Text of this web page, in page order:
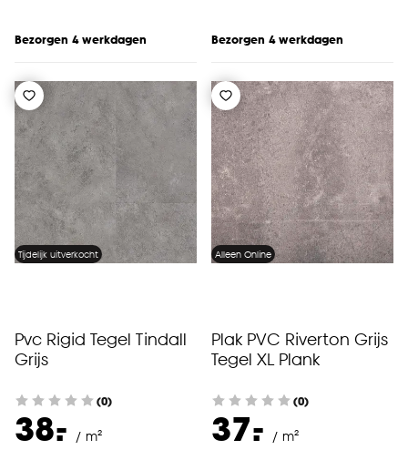
Bezorgen 4 werkdagen Bezorgen 4 werkdagen
Tijdelijk uitverkocht
Pvc Rigid Tegel Tindall
Grijs
(0)
38.
- / m²
Alleen Online
Plak PVC Riverton Grijs
Tegel XL Plank
(0)
37.
- / m²